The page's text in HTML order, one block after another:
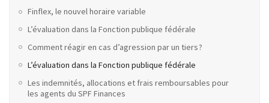
Finflex, le nouvel horaire variable
L’évaluation dans la Fonction publique fédérale
Comment réagir en cas d’agression par un tiers ?
L’évaluation dans la Fonction publique fédérale
Les indemnités, allocations et frais remboursables pour
les agents du SPF Finances